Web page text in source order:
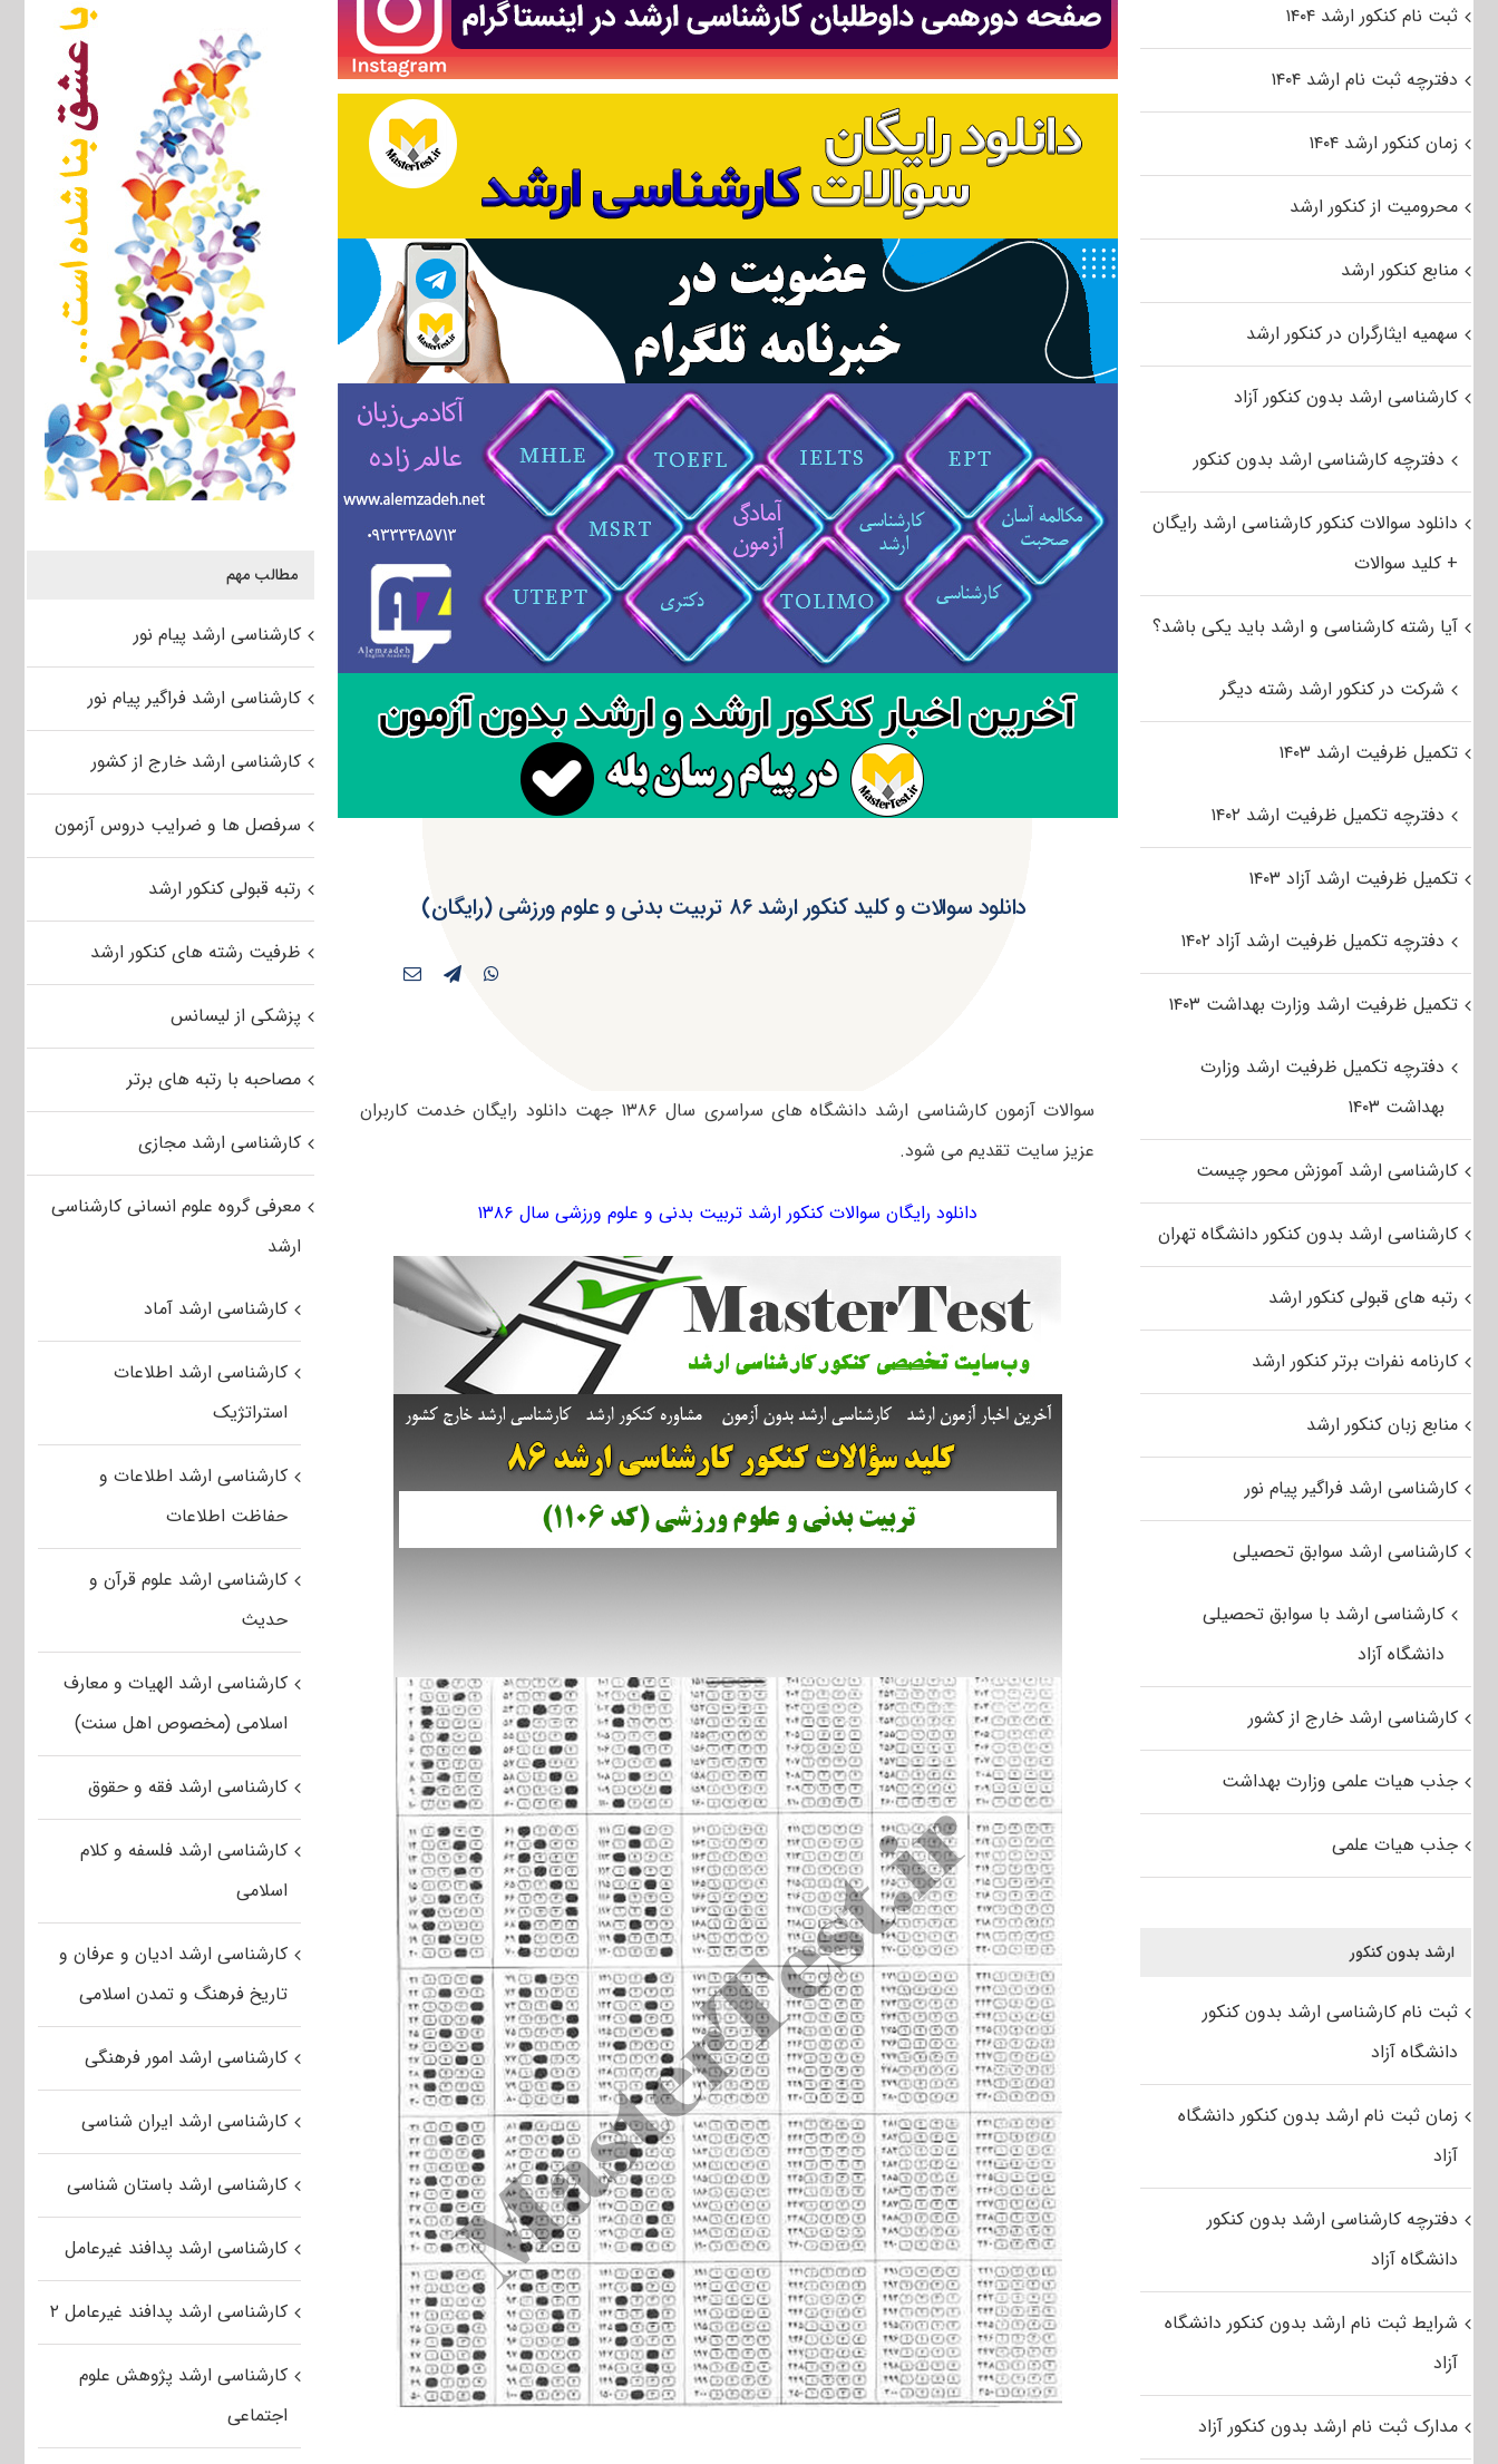
دانلود سوالات و کلید کنکور ارشد ۸۶ تربیت بدنی و علوم ورزشی (رایگان)
سوالات آزمون کارشناسی ارشد دانشگاه های سراسری سال ۱۳۸۶ جهت دانلود رایگان خدمت کاربران
عزیز سایت تقدیم می شود.
دانلود رایگان سوالات کنکور ارشد تربیت بدنی و علوم ورزشی سال ۱۳۸۶
مطالب مهم
کارشناسی ارشد پیام نور
کارشناسی ارشد فراگیر پیام نور
کارشناسی ارشد خارج از کشور
سرفصل ها و ضرایب دروس آزمون
رتبه قبولی کنکور ارشد
ظرفیت رشته های کنکور ارشد
پزشکی از لیسانس
مصاحبه با رتبه های برتر
کارشناسی ارشد مجازی
معرفی گروه علوم انسانی کارشناسی
ارشد
کارشناسی ارشد آماد
کارشناسی ارشد اطلاعات
استراتژیک
کارشناسی ارشد اطلاعات و
حفاظت اطلاعات
کارشناسی ارشد علوم قرآن و
حدیث
کارشناسی ارشد الهیات و معارف
اسلامی (مخصوص اهل سنت)
کارشناسی ارشد فقه و حقوق
کارشناسی ارشد فلسفه و کلام
اسلامی
کارشناسی ارشد ادیان و عرفان و
تاریخ فرهنگ و تمدن اسلامی
کارشناسی ارشد امور فرهنگی
کارشناسی ارشد ایران شناسی
کارشناسی ارشد باستان شناسی
کارشناسی ارشد پدافند غیرعامل
کارشناسی ارشد پدافند غیرعامل ۲
کارشناسی ارشد پژوهش علوم
اجتماعی
ثبت نام کنکور ارشد ۱۴۰۴
دفترچه ثبت نام ارشد ۱۴۰۴
زمان کنکور ارشد ۱۴۰۴
محرومیت از کنکور ارشد
منابع کنکور ارشد
سهمیه ایثارگران در کنکور ارشد
کارشناسی ارشد بدون کنکور آزاد
دفترچه کارشناسی ارشد بدون کنکور
دانلود سوالات کنکور کارشناسی ارشد رایگان
+ کلید سوالات
آیا رشته کارشناسی و ارشد باید یکی باشد؟
شرکت در کنکور ارشد رشته دیگر
تکمیل ظرفیت ارشد ۱۴۰۳
دفترچه تکمیل ظرفیت ارشد ۱۴۰۲
تکمیل ظرفیت ارشد آزاد ۱۴۰۳
دفترچه تکمیل ظرفیت ارشد آزاد ۱۴۰۲
تکمیل ظرفیت ارشد وزارت بهداشت ۱۴۰۳
دفترچه تکمیل ظرفیت ارشد وزارت
بهداشت ۱۴۰۳
کارشناسی ارشد آموزش محور چیست
کارشناسی ارشد بدون کنکور دانشگاه تهران
رتبه های قبولی کنکور ارشد
کارنامه نفرات برتر کنکور ارشد
منابع زبان کنکور ارشد
کارشناسی ارشد فراگیر پیام نور
کارشناسی ارشد سوابق تحصیلی
کارشناسی ارشد با سوابق تحصیلی
دانشگاه آزاد
کارشناسی ارشد خارج از کشور
جذب هیات علمی وزارت بهداشت
جذب هیات علمی
ارشد بدون کنکور
ثبت نام کارشناسی ارشد بدون کنکور
دانشگاه آزاد
زمان ثبت نام ارشد بدون کنکور دانشگاه
آزاد
دفترچه کارشناسی ارشد بدون کنکور
دانشگاه آزاد
شرایط ثبت نام ارشد بدون کنکور دانشگاه
آزاد
مدارک ثبت نام ارشد بدون کنکور آزاد